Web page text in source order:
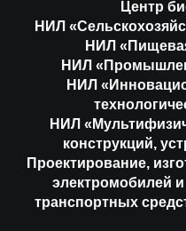
Центр
НИЛ
НИЛ
НИЛ
НИЛ
НИЛ
конструкций,
Проектирование,
электромобилей и
транспортных